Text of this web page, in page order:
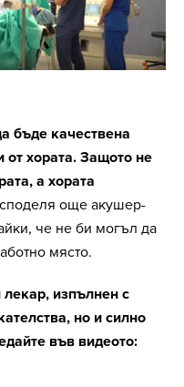
бъде качествена
от хората. Защото не
а хората
още акушер-
че не би могъл да
място.
изпълнен с
но и силно
във видеото: